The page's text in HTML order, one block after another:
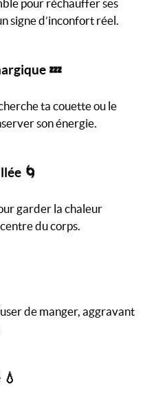
pour réchauffer ses
signe d’inconfort réel.
💤
ta couette ou le
son énergie.
🌀
garder la chaleur
du corps.
de manger, aggravant